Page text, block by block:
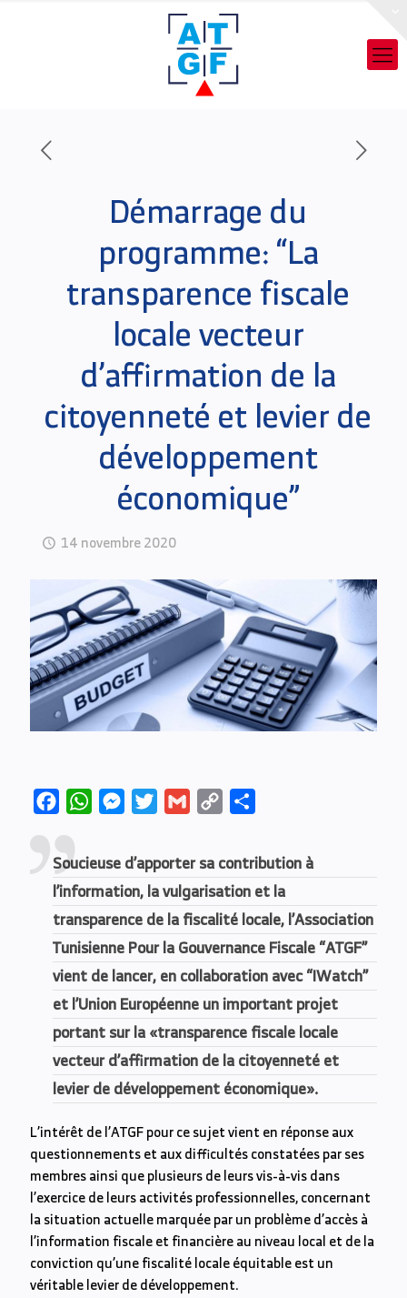
Démarrage du
programme: “La
transparence fiscale
locale vecteur
d’affirmation de la
citoyenneté et levier de
développement
économique”
14 novembre 2020
FacebookWhatsAppMessengerTwitterGmail
Copy
Soucieuse d’apporter sa contribution à
l’information, la vulgarisation et la
transparence de la fiscalité locale, l’Association
Tunisienne Pour la Gouvernance Fiscale “ATGF”
vient de lancer, en collaboration avec “IWatch”
et l’Union Européenne un important projet
portant sur la «transparence fiscale locale
vecteur d’affirmation de la citoyenneté et
levier de développement économique».
L’intérêt de l’ATGF pour ce sujet vient en réponse aux
questionnements et aux difficultés constatées par ses
membres ainsi que plusieurs de leurs vis-à-vis dans
l’exercice de leurs activités professionnelles, concernant
la situation actuelle marquée par un problème d’accès à
l’information fiscale et financière au niveau local et de la
conviction qu’une fiscalité locale équitable est un
véritable levier de développement.